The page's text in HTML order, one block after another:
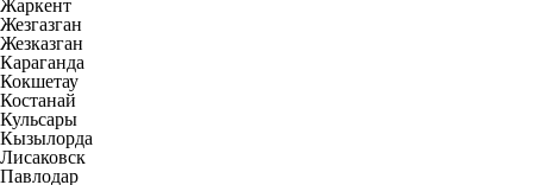
Жаркент
Жезгазган
Жезказган
Караганда
Кокшетау
Костанай
Кульсары
Кызылорда
Лисаковск
Павлодар